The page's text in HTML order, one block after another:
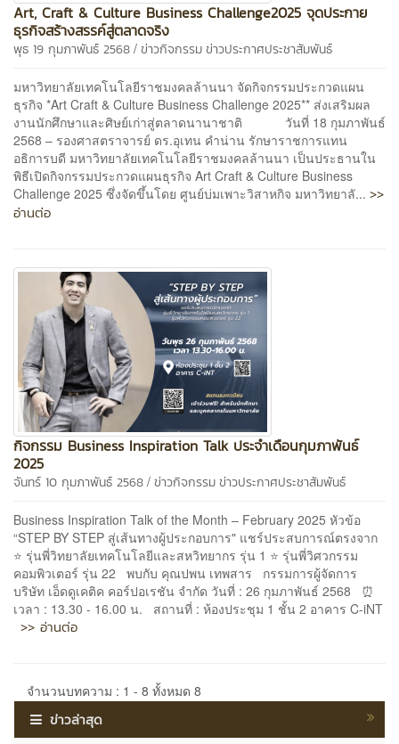
Art, Craft & Culture Business Challenge2025 จุดประกาย
ธุรกิจสร้างสรรค์สู่ตลาดจริง
พุธ 19 กุมภาพันธ์ 2568 / ข่าวกิจกรรมข่าวประกาศประชาสัมพันธ์
มหาวิทยาลัยเทคโนโลยีราชมงคลล้านนา จัดกิจกรรมประกวดแผน
ธุรกิจ *Art Craft & Culture Business Challenge 2025** ส่งเสริมผล
งานนักศึกษาและศิษย์เก่าสู่ตลาดนานาชาติ วันที่ 18 กุมภาพันธ์
2568 – รองศาสตราจารย์ ดร.อุเทน คำน่าน รักษาราชการแทน
อธิการบดี มหาวิทยาลัยเทคโนโลยีราชมงคลล้านนา เป็นประธานใน
พิธีเปิดกิจกรรมประกวดแผนธุรกิจ Art Craft & Culture Business
Challenge 2025 ซึ่งจัดขึ้นโดย ศูนย์บ่มเพาะวิสาหกิจ มหาวิทยาลั... >>
อ่านต่อ
กิจกรรม Business Inspiration Talk ประจำเดือนกุมภาพันธ์
2025
จันทร์ 10 กุมภาพันธ์ 2568 / ข่าวกิจกรรมข่าวประกาศประชาสัมพันธ์
Business Inspiration Talk of the Month – February 2025 หัวข้อ
“STEP BY STEP สู่เส้นทางผู้ประกอบการ" แชร์ประสบการณ์ตรงจาก
⭐ รุ่นพี่วิทยาลัยเทคโนโลยีและสหวิทยากร รุ่น 1 ⭐ รุ่นพี่วิศวกรรม
คอมพิวเตอร์ รุ่น 22 พบกับ คุณปพน เทพสาร กรรมการผู้จัดการ
บริษัท เอ็ดดูเคติค คอร์ปอเรชัน จำกัด วันที่ : 26 กุมภาพันธ์ 2568 ⏰
เวลา : 13.30 - 16.00 น. สถานที่ : ห้องประชุม 1 ชั้น 2 อาคาร C-iNT
>> อ่านต่อ
จำนวนบทความ : 1 - 8 ทั้งหมด 8
ข่าวล่าสุด